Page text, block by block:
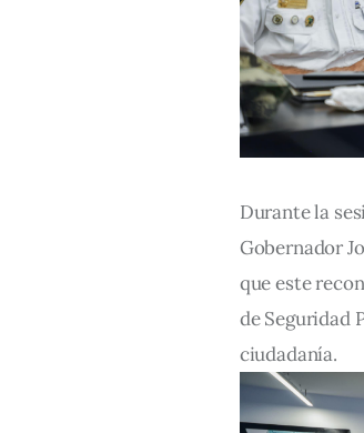
Durante la
Gobernador
que este
de Seguridad
ciudadanía.